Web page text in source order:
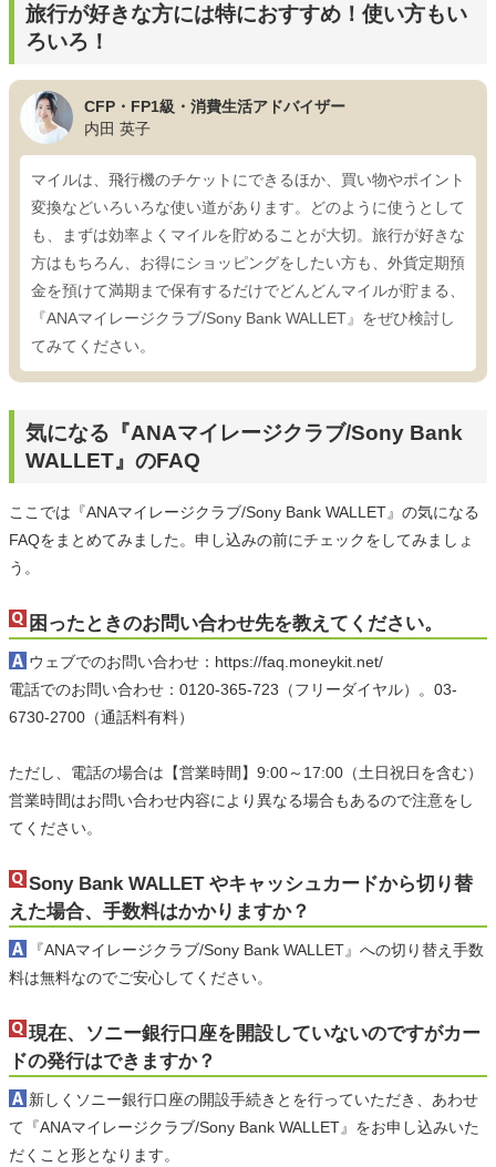
旅行が好きな方には特におすすめ！使い方もい
ろいろ！
CFP・FP1級・消費生活アドバイザー
内田 英子
マイルは、飛行機のチケットにできるほか、買い物やポイント
変換などいろいろな使い道があります。どのように使うとして
も、まずは効率よくマイルを貯めることが大切。旅行が好きな
方はもちろん、お得にショッピングをしたい方も、外貨定期預
金を預けて満期まで保有するだけでどんどんマイルが貯まる、
『ANAマイレージクラブ/Sony Bank WALLET』をぜひ検討し
てみてください。
気になる『ANAマイレージクラブ/Sony Bank
WALLET』のFAQ
ここでは『ANAマイレージクラブ/Sony Bank WALLET』の気になる
FAQをまとめてみました。申し込みの前にチェックをしてみましょ
う。
困ったときのお問い合わせ先を教えてください。
ウェブでのお問い合わせ：https://faq.moneykit.net/
電話でのお問い合わせ：0120-365-723（フリーダイヤル）。03-
6730-2700（通話料有料）
ただし、電話の場合は【営業時間】9:00～17:00（土日祝日を含む）
営業時間はお問い合わせ内容により異なる場合もあるので注意をし
てください。
Sony Bank WALLET やキャッシュカードから切り替
えた場合、手数料はかかりますか？
『ANAマイレージクラブ/Sony Bank WALLET』への切り替え手数
料は無料なのでご安心してください。
現在、ソニー銀行口座を開設していないのですがカー
ドの発行はできますか？
新しくソニー銀行口座の開設手続きとを行っていただき、あわせ
て『ANAマイレージクラブ/Sony Bank WALLET』をお申し込みいた
だくこと形となります。